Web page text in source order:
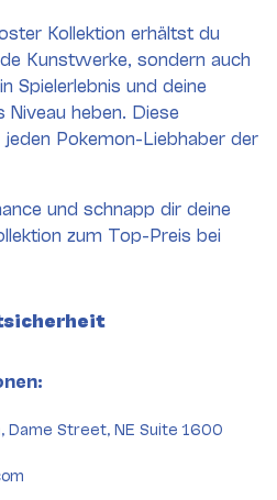
Kollektion erhältst du
Kunstwerke, sondern auch
Spielerlebnis und deine
Niveau heben. Diese
Pokemon-Liebhaber der
und schnapp dir deine
zum Top-Preis bei
Dame Street, NE Suite 1600